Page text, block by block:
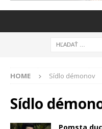
HOME Sídlo démonov
Sídlo